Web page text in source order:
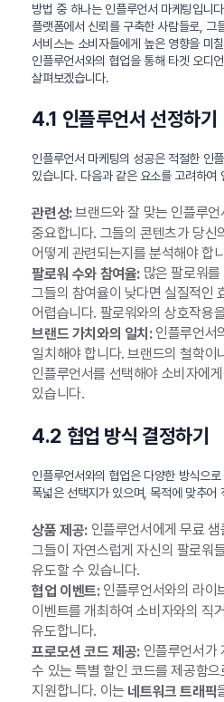
방법 중 하나는 인플루언서 마케팅입니
플랫폼에서 신뢰를 구축한 사람들로, 그
서비스는 소비자들에게 높은 영향을 미
인플루언서와의 협업을 통해 타겟 오디
살펴보겠습니다.
4.1 인플루언서 선정하기
인플루언서 마케팅의 성공은 적절한 인
있습니다. 다음과 같은 요소를 고려하여
관련성:브랜드와 잘 맞는 인플루언
중요합니다. 그들의 콘텐츠가 당신
어떻게 관련되는지를 분석해야 합
팔로워 수와 참여율:많은 팔로워를
그들의 참여율이 낮다면 실질적인
어렵습니다. 팔로워와의 상호작용
브랜드 가치와의 일치:인플루언서
일치해야 합니다. 브랜드의 철학이
인플루언서를 선택해야 소비자에
있습니다.
4.2 협업 방식 결정하기
인플루언서와의 협업은 다양한 방식으
폭넓은 선택지가 있으며, 목적에 맞추어
상품 제공:인플루언서에게 무료
그들이 자연스럽게 자신의 팔로워
유도할 수 있습니다.
협업 이벤트:인플루언서와의 라이
이벤트를 개최하여 소비자와의 직
유도합니다.
프로모션 코드 제공:인플루언서가
수 있는 특별 할인 코드를 제공함
지원합니다. 이는 네트워크 트래픽